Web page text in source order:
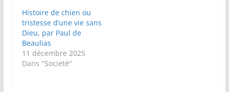
Histoire de chien ou
tristesse d’une vie sans
Dieu, par Paul de
Beaulias
11 décembre 2025
Dans "Societé"